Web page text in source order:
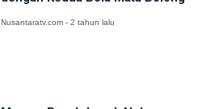
Nusantaratv.com - 2 tahun lalu